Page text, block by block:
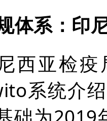
体系：印
西亚检
系统介